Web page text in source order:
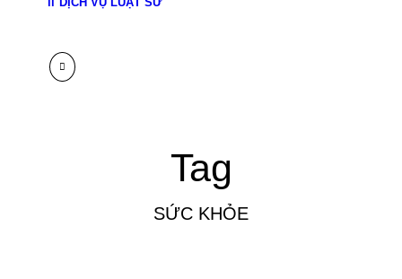
Tag
SỨC KHỎE